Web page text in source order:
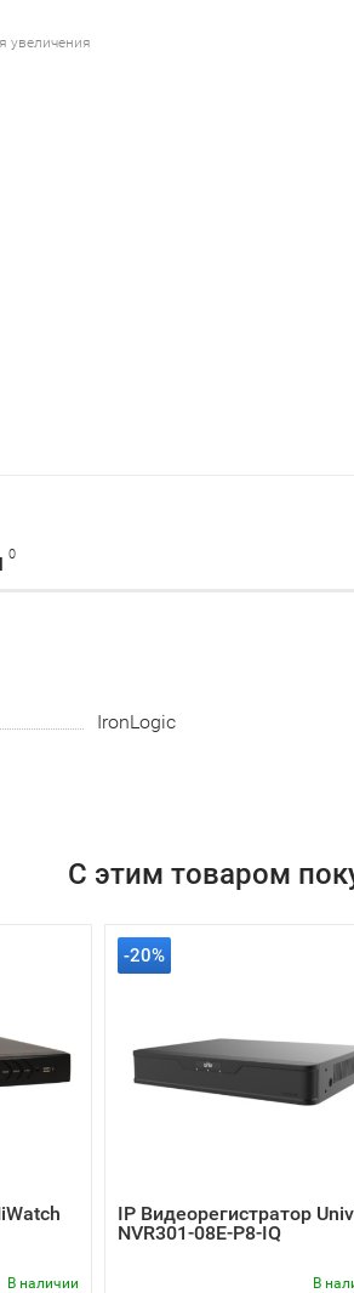
увеличения
0
IronLogic
С этим товаром
В наличии
-20%
IP Видеорегистратор
NVR301-08E-P8-IQ
В